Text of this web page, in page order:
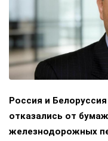
Россия и
отказались от
железнодорожных